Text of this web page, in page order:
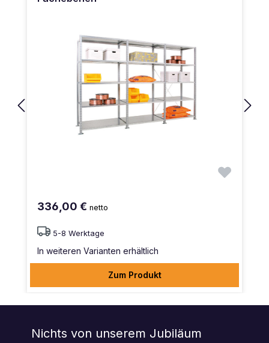
336,00 € netto
5-8 Werktage
In weiteren Varianten erhältlich
Zum Produkt
Nichts von unserem Jubiläum